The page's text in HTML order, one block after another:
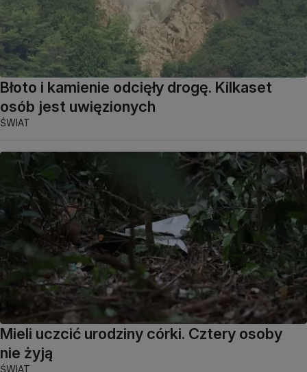
Błoto i kamienie odcięły drogę. Kilkaset
osób jest uwięzionych
ŚWIAT
Mieli uczcić urodziny córki. Cztery osoby
nie żyją
ŚWIAT